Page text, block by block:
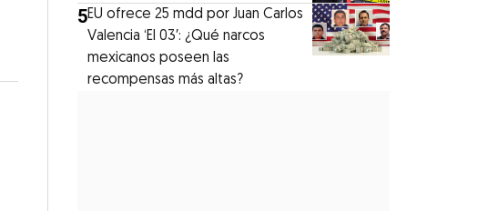
5EU ofrece 25 mdd por Juan Carlos
Valencia ‘El 03′: ¿Qué narcos
mexicanos poseen las
recompensas más altas?